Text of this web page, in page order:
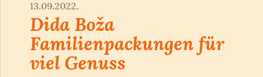
13.09.2022.
Dida Boža
Familienpackungen für
viel Genuss